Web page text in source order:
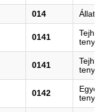
014
0141
0141
0142